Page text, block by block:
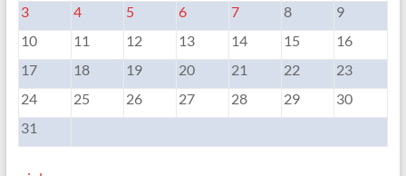
3
4 5 6 7 8
9
10
11 12 13 14 15
16
17
18 19 20 21 22
23
24
25 26 27 28 29
30
31